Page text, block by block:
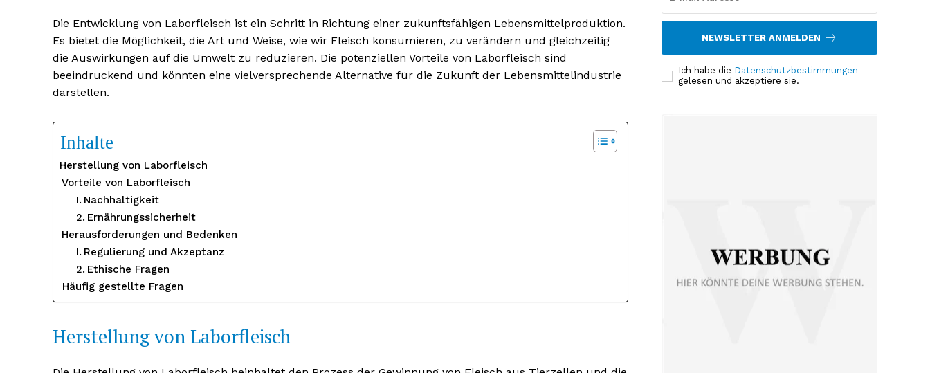
Die Entwicklung von Laborfleisch ist ein Schritt in Richtung einer zukunftsfähigen Lebensmittelproduktion.
Es bietet die Möglichkeit, die Art und Weise, wie wir Fleisch konsumieren, zu verändern und gleichzeitig
die Auswirkungen auf die Umwelt zu reduzieren. Die potenziellen Vorteile von Laborfleisch sind
beeindruckend und könnten eine vielversprechende Alternative für die Zukunft der Lebensmittelindustrie
darstellen.
Inhalte
Herstellung von Laborfleisch
Vorteile von Laborfleisch
Nachhaltigkeit
Ernährungssicherheit
Herausforderungen und Bedenken
Regulierung und Akzeptanz
Ethische Fragen
Häufig gestellte Fragen
Herstellung von Laborfleisch
NEWSLETTER ANMELDEN
Ich habe die Datenschutzbestimmungen
gelesen und akzeptiere sie.